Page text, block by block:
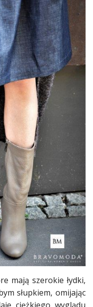
mają szerokie łydki,
słupkiem, omijając